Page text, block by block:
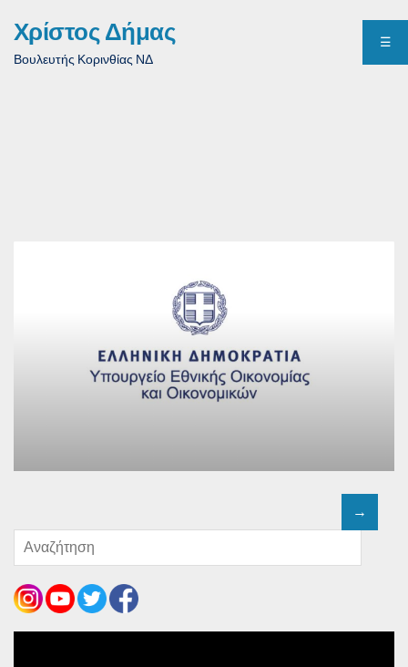
Χρίστος Δήμας
Βουλευτής Κορινθίας ΝΔ
☰